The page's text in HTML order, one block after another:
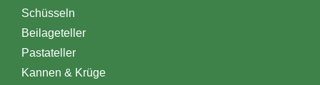
Schüsseln
Beilageteller
Pastateller
Kannen & Krüge